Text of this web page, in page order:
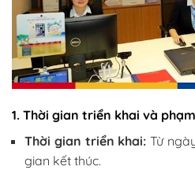
1. Thời gian triển khai và
Thời gian triển khai: Từ
gian kết thúc.